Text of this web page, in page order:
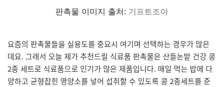
판촉물 이미지 출처: 기프트조아
요즘의 판촉물들을 실용도를 중요시 여기며 선택하는 경우가 많은
데요. 그래서 오늘 제가 추천드릴 식료품 판촉물은 산들논밭 건강 콩
2종 세트로 식료품으로 인기가 많은 제품입니다. 매일 먹는 밥에 다
양하고 균형잡힌 영양소를 넣어 섭취할 수 있도록 콩 2종세트를 준